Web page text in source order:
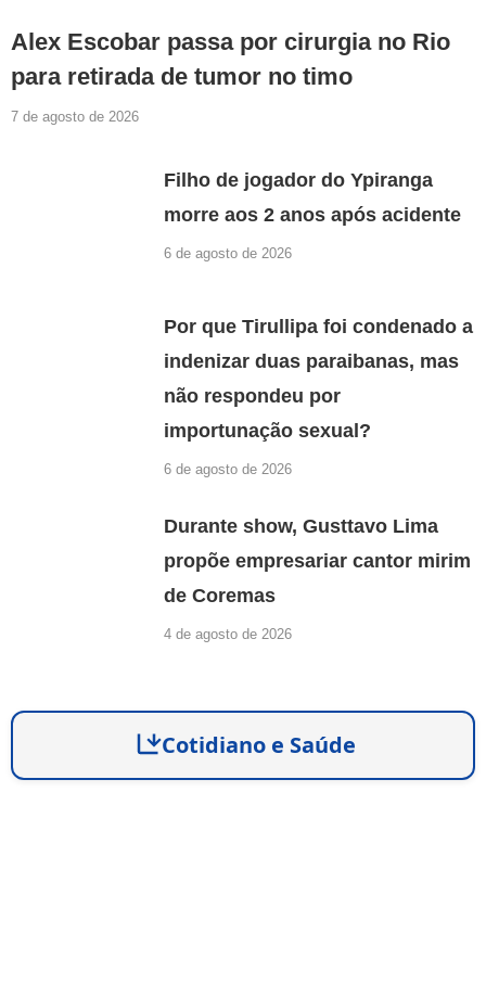
Alex Escobar passa por cirurgia no Rio
para retirada de tumor no timo
7 de agosto de 2026
Filho de jogador do Ypiranga
morre aos 2 anos após acidente
6 de agosto de 2026
Por que Tirullipa foi condenado a
indenizar duas paraibanas, mas
não respondeu por
importunação sexual?
6 de agosto de 2026
Durante show, Gusttavo Lima
propõe empresariar cantor mirim
de Coremas
4 de agosto de 2026
Cotidiano e Saúde